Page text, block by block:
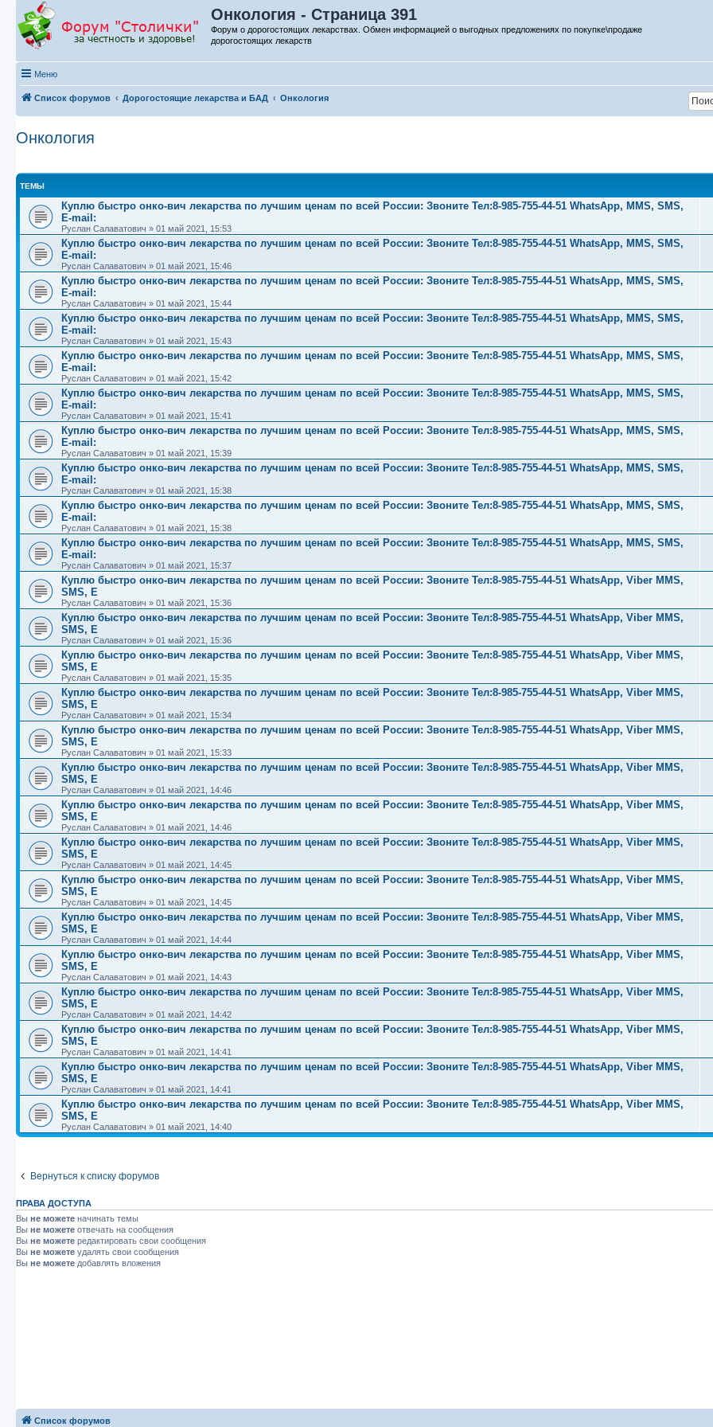
Онкология - Страница 391
Форум о дорогостоящих лекарствах. Обмен информацией о выгодных предложениях по покупке\продаже
дорогостоящих лекарств
Меню
Список форумов Дорогостоящие лекарства и БАД Онкология
Онкология
ТЕМЫ
Куплю быстро онко-вич лекарства по лучшим ценам по всей России: Звоните Тел:‪8-985-755-44-51 WhatsApp, MMS, SMS,
E-mail:
Руслан Салаватович » 01 май 2021, 15:53
Куплю быстро онко-вич лекарства по лучшим ценам по всей России: Звоните Тел:‪8-985-755-44-51 WhatsApp, MMS, SMS,
E-mail:
Руслан Салаватович » 01 май 2021, 15:46
Куплю быстро онко-вич лекарства по лучшим ценам по всей России: Звоните Тел:‪8-985-755-44-51 WhatsApp, MMS, SMS,
E-mail:
Руслан Салаватович » 01 май 2021, 15:44
Куплю быстро онко-вич лекарства по лучшим ценам по всей России: Звоните Тел:‪8-985-755-44-51 WhatsApp, MMS, SMS,
E-mail:
Руслан Салаватович » 01 май 2021, 15:43
Куплю быстро онко-вич лекарства по лучшим ценам по всей России: Звоните Тел:‪8-985-755-44-51 WhatsApp, MMS, SMS,
E-mail:
Руслан Салаватович » 01 май 2021, 15:42
Куплю быстро онко-вич лекарства по лучшим ценам по всей России: Звоните Тел:‪8-985-755-44-51 WhatsApp, MMS, SMS,
E-mail:
Руслан Салаватович » 01 май 2021, 15:41
Куплю быстро онко-вич лекарства по лучшим ценам по всей России: Звоните Тел:‪8-985-755-44-51 WhatsApp, MMS, SMS,
E-mail:
Руслан Салаватович » 01 май 2021, 15:39
Куплю быстро онко-вич лекарства по лучшим ценам по всей России: Звоните Тел:‪8-985-755-44-51 WhatsApp, MMS, SMS,
E-mail:
Руслан Салаватович » 01 май 2021, 15:38
Куплю быстро онко-вич лекарства по лучшим ценам по всей России: Звоните Тел:‪8-985-755-44-51 WhatsApp, MMS, SMS,
E-mail:
Руслан Салаватович » 01 май 2021, 15:38
Куплю быстро онко-вич лекарства по лучшим ценам по всей России: Звоните Тел:‪8-985-755-44-51 WhatsApp, MMS, SMS,
E-mail:
Руслан Салаватович » 01 май 2021, 15:37
Куплю быстро онко-вич лекарства по лучшим ценам по всей России: Звоните Тел:‪8-985-755-44-51 WhatsApp, Viber MMS,
SMS, E
Руслан Салаватович » 01 май 2021, 15:36
Куплю быстро онко-вич лекарства по лучшим ценам по всей России: Звоните Тел:‪8-985-755-44-51 WhatsApp, Viber MMS,
SMS, E
Руслан Салаватович » 01 май 2021, 15:36
Куплю быстро онко-вич лекарства по лучшим ценам по всей России: Звоните Тел:‪8-985-755-44-51 WhatsApp, Viber MMS,
SMS, E
Руслан Салаватович » 01 май 2021, 15:35
Куплю быстро онко-вич лекарства по лучшим ценам по всей России: Звоните Тел:‪8-985-755-44-51 WhatsApp, Viber MMS,
SMS, E
Руслан Салаватович » 01 май 2021, 15:34
Куплю быстро онко-вич лекарства по лучшим ценам по всей России: Звоните Тел:‪8-985-755-44-51 WhatsApp, Viber MMS,
SMS, E
Руслан Салаватович » 01 май 2021, 15:33
Куплю быстро онко-вич лекарства по лучшим ценам по всей России: Звоните Тел:‪8-985-755-44-51 WhatsApp, Viber MMS,
SMS, E
Руслан Салаватович » 01 май 2021, 14:46
Куплю быстро онко-вич лекарства по лучшим ценам по всей России: Звоните Тел:‪8-985-755-44-51 WhatsApp, Viber MMS,
SMS, E
Руслан Салаватович » 01 май 2021, 14:46
Куплю быстро онко-вич лекарства по лучшим ценам по всей России: Звоните Тел:‪8-985-755-44-51 WhatsApp, Viber MMS,
SMS, E
Руслан Салаватович » 01 май 2021, 14:45
Куплю быстро онко-вич лекарства по лучшим ценам по всей России: Звоните Тел:‪8-985-755-44-51 WhatsApp, Viber MMS,
SMS, E
Руслан Салаватович » 01 май 2021, 14:45
Куплю быстро онко-вич лекарства по лучшим ценам по всей России: Звоните Тел:‪8-985-755-44-51 WhatsApp, Viber MMS,
SMS, E
Руслан Салаватович » 01 май 2021, 14:44
Куплю быстро онко-вич лекарства по лучшим ценам по всей России: Звоните Тел:‪8-985-755-44-51 WhatsApp, Viber MMS,
SMS, E
Руслан Салаватович » 01 май 2021, 14:43
Куплю быстро онко-вич лекарства по лучшим ценам по всей России: Звоните Тел:‪8-985-755-44-51 WhatsApp, Viber MMS,
SMS, E
Руслан Салаватович » 01 май 2021, 14:42
Куплю быстро онко-вич лекарства по лучшим ценам по всей России: Звоните Тел:‪8-985-755-44-51 WhatsApp, Viber MMS,
SMS, E
Руслан Салаватович » 01 май 2021, 14:41
Куплю быстро онко-вич лекарства по лучшим ценам по всей России: Звоните Тел:‪8-985-755-44-51 WhatsApp, Viber MMS,
SMS, E
Руслан Салаватович » 01 май 2021, 14:41
Куплю быстро онко-вич лекарства по лучшим ценам по всей России: Звоните Тел:‪8-985-755-44-51 WhatsApp, Viber MMS,
SMS, E
Руслан Салаватович » 01 май 2021, 14:40
Вернуться к списку форумов
ПРАВА ДОСТУПА
Вы не можете начинать темы
Вы не можете отвечать на сообщения
Вы не можете редактировать свои сообщения
Вы не можете удалять свои сообщения
Вы не можете добавлять вложения
Список форумов